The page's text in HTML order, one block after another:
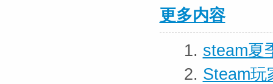
更多内容
1. steam夏
2. Steam玩